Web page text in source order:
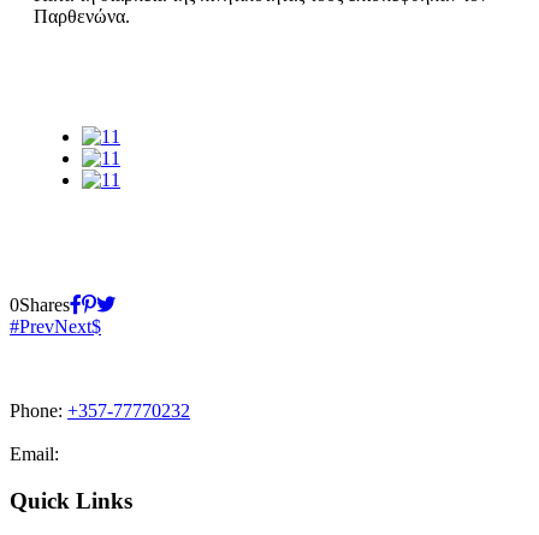
Παρθενώνα.
0Shares
PrevNext
Phone: +357-77770232
Email:
Quick Links